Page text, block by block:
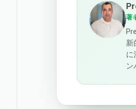
著
新
に
ン